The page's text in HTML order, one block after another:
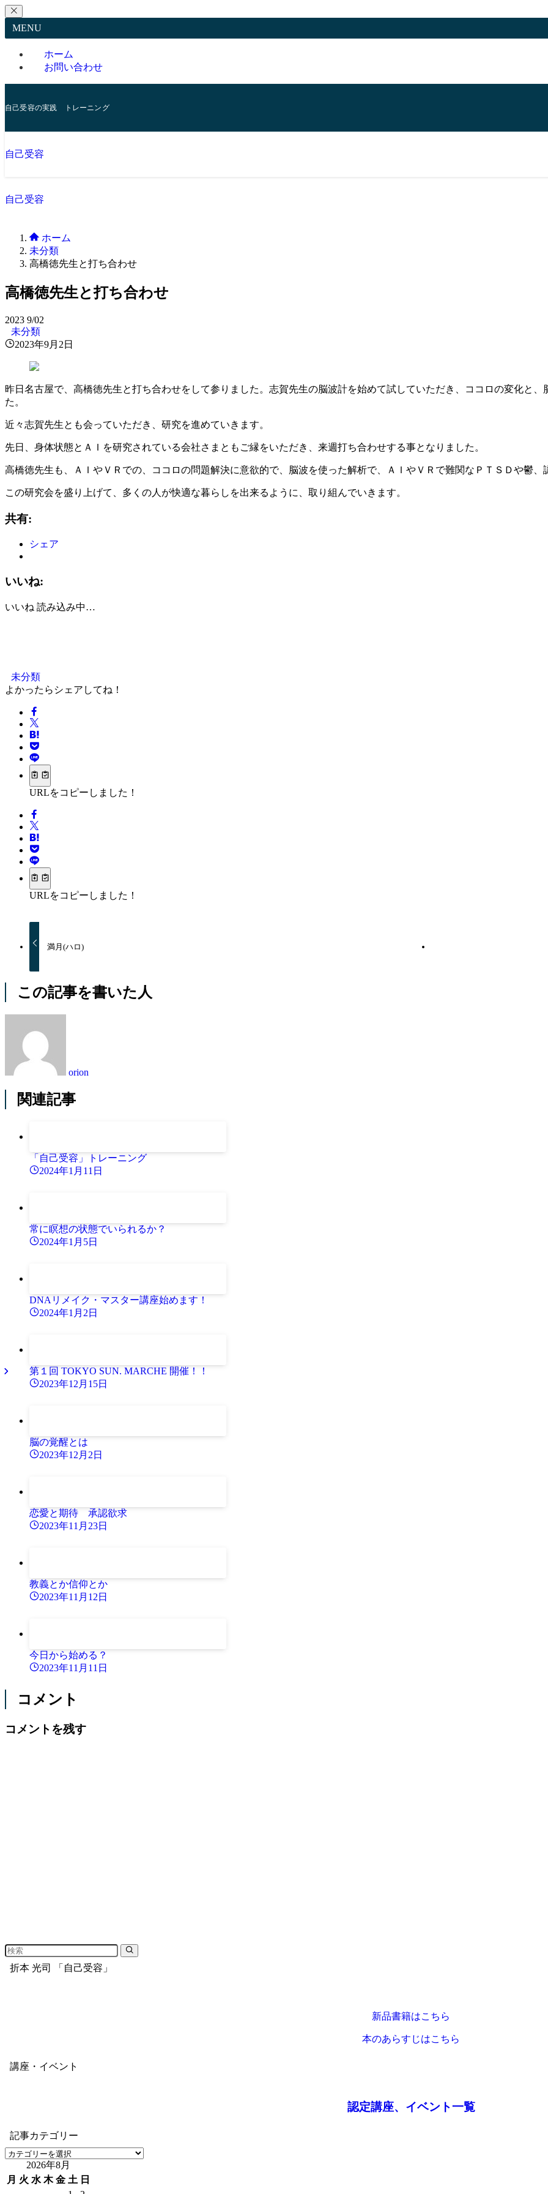
MENU
ホーム
お問い合わせ
自己受容の実践 トレーニング
自己受容
自己受容
ホーム
未分類
高橋徳先生と打ち合わせ
高橋徳先生と打ち合わせ
2023 9/02
未分類
2023年9月2日
昨日名古屋で、高橋徳先生と打ち合わせをして参りました。志賀先生の脳波計を始めて試していただき、ココロの変化と
た。
近々志賀先生とも会っていただき、研究を進めていきます。
先日、身体状態とＡＩを研究されている会社さまともご縁をいただき、来週打ち合わせする事となりました。
高橋徳先生も、ＡＩやＶＲでの、ココロの問題解決に意欲的で、脳波を使った解析で、ＡＩやＶＲで難関なＰＴＳＤや鬱、
この研究会を盛り上げて、多くの人が快適な暮らしを出来るように、取り組んでいきます。
共有:
シェア
いいね:
いいね 読み込み中…
未分類
よかったらシェアしてね！
URLをコピーしました！
URLをコピーしました！
満月(ハロ)
この記事を書いた人
orion
関連記事
「自己受容」トレーニング
2024年1月11日
常に瞑想の状態でいられるか？
2024年1月5日
DNAリメイク・マスター講座始めます！
2024年1月2日
第１回 TOKYO SUN. MARCHE 開催！！
2023年12月15日
脳の覚醒とは
2023年12月2日
恋愛と期待 承認欲求
2023年11月23日
教義とか信仰とか
2023年11月12日
今日から始める？
2023年11月11日
コメント
コメントを残す
折本 光司 「自己受容」
新品書籍はこちら
本のあらすじはこちら
講座・イベント
認定講座、イベント一覧
記事カテゴリー
記
カ
2026年8月
月 火 水 木 金 土 日